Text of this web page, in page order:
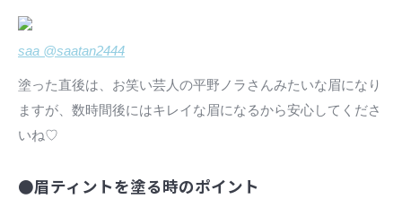
saa @saatan2444
塗った直後は、お笑い芸人の平野ノラさんみたいな眉になり
ますが、数時間後にはキレイな眉になるから安心してくださ
いね♡
●眉ティントを塗る時のポイント